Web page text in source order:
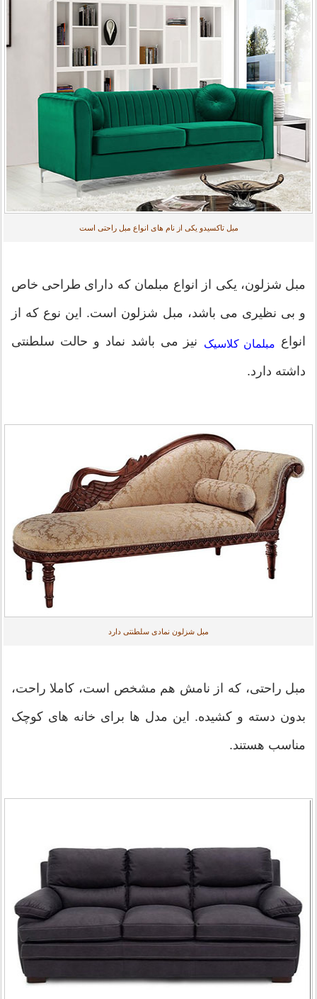
مبل تاکسیدو یکی از نام های انواع مبل راحتی است
مبل شزلون، یکی از انواع مبلمان که دارای طراحی خاص
و بی نظیری می باشد، مبل شزلون است. این نوع که از
انواع مبلمان کلاسیک نیز می باشد نماد و حالت سلطنتی
داشته دارد.
مبل شزلون نمادی سلطنتی دارد
مبل راحتی، که از نامش هم مشخص است، کاملا راحت،
بدون دسته و کشیده. این مدل ها برای خانه های کوچک
مناسب هستند.